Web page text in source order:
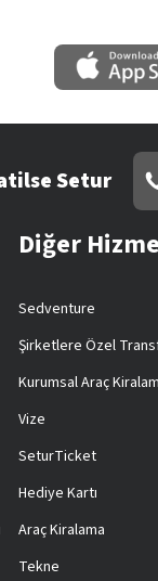
Setur
Diğer
Sedventure
Şirketlere Özel
Kurumsal Araç
Vize
SeturTicket
Hediye Kartı
Araç Kiralama
Tekne